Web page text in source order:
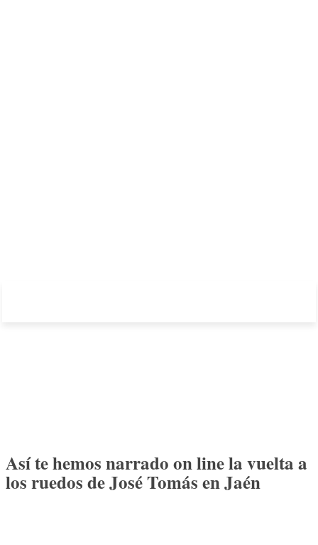
Así te hemos narrado on line la vuelta a
los ruedos de José Tomás en Jaén